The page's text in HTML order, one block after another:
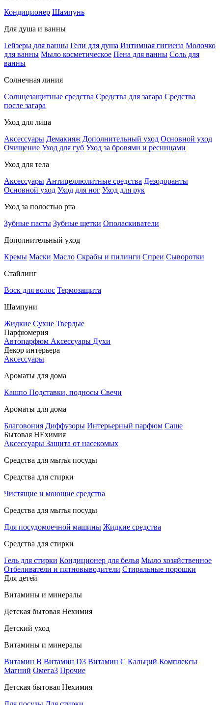
Кондиционер Шампунь
Для душа и ванны
Гейзеры для ванны Гели для душа Интимная гигиена Молочко
для ванны Мыло косметическое Пена для ванны Соль для
ванны
Солнечная линия
Солнцезащитные средства Средства для загара Средства
после загара
Уход для лица
Аксессуары Демакияж Дополнительный уход Основной уход
Очищение Уход для губ Уход за бровями и ресницами
Уход для тела
Аксессуары Антицеллюлитные средства Дезодоранты
Основной уход Уход для ног Уход для рук
Уход за полостью рта
Зубные пасты Зубные щетки Ополаскиватели
Дополнительный уход
Кремы Маски Масло Скрабы и пилинги Спреи Сыворотки
Стайлинг
Воск для волос Термозащита
Шампуни
Жидкие Сухие Твердые
Парфюмерия
Автопарфюм Аксессуары Духи
Декор интерьера
Аксессуары
Ароматы для дома
Кашпо Подставки, подносы Свечи
Ароматы для дома
Благовония Диффузоры Интерьерный парфюм Саше
Бытовая НЕхимия
Аксессуары Защита от насекомых
Средства для мытья посуды
Средства для стирки
Чистящие и моющие средства
Средства для мытья посуды
Для посудомоечной машины Жидкие средства
Средства для стирки
Гель для стирки Кондиционер для белья Мыло хозяйственное
Отбеливатели и пятновыводители Стиральные порошки
Для детей
Витамины и минералы
Детская бытовая Нехимия
Детский уход
Витамины и минералы
Витамин В Витамин D3 Витамин С Кальций Комплексы
Магний Омега3 Прочие
Детская бытовая Нехимия